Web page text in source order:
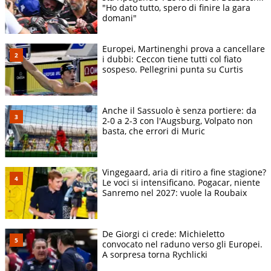
"Ho dato tutto, spero di finire la gara
domani"
Europei, Martinenghi prova a cancellare
i dubbi: Ceccon tiene tutti col fiato
sospeso. Pellegrini punta su Curtis
Anche il Sassuolo è senza portiere: da
2-0 a 2-3 con l'Augsburg, Volpato non
basta, che errori di Muric
Vingegaard, aria di ritiro a fine stagione?
Le voci si intensificano. Pogacar, niente
Sanremo nel 2027: vuole la Roubaix
De Giorgi ci crede: Michieletto
convocato nel raduno verso gli Europei.
A sorpresa torna Rychlicki